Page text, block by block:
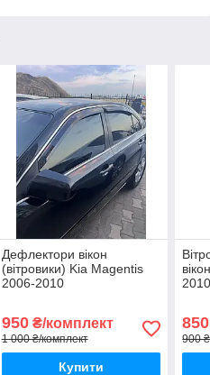
Дефлектори вікон
(вітровики) Kia Magentis
2006-2010
950₴/комплект
1 000 ₴/комплект
Купити
850
900